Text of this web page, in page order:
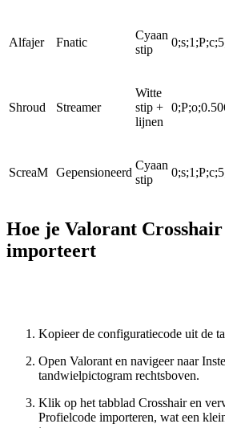
Alfajer Fnatic
Cyaan
stip
Shroud Streamer
Witte
stip +
lijnen
ScreaM Gepensioneerd
Cyaan
stip
Hoe je Valorant Crosshair
importeert
Kopieer de configuratiecode uit de
Open Valorant en navigeer naar
tandwielpictogram rechtsboven.
Klik op het tabblad Crosshair en
Profielcode importeren, wat een